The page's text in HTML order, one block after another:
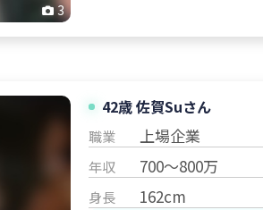
3
42歳 佐賀Suさん
職業 上場企業
年収 700～800万
身長 162cm